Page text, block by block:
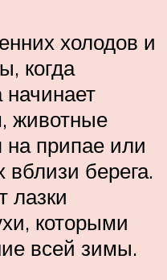
холодов и
когда
животные
на припае или
берега.
лазки
которыми
всей зимы.